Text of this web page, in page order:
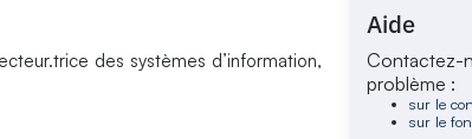
des systèmes d’information,
Aide
Contactez-
problème :
sur le
sur le